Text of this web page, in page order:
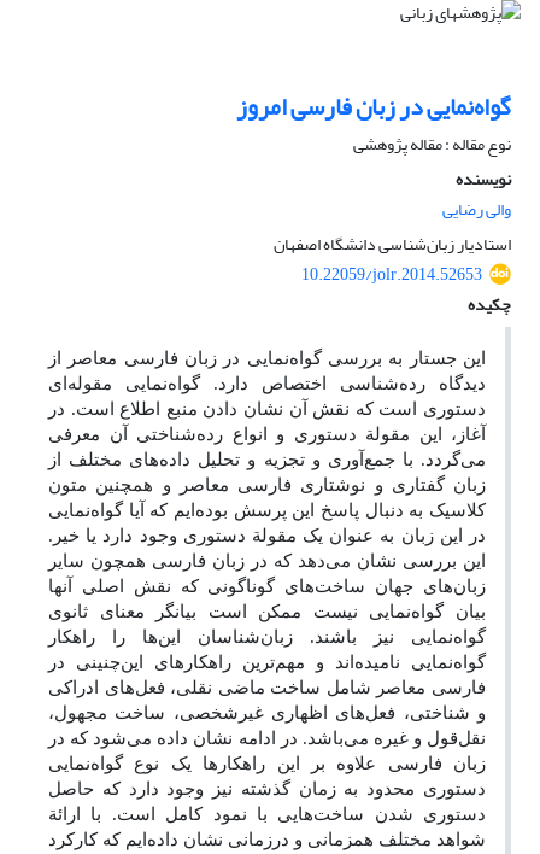
گواه‌نمایی در زبان فارسی امروز
نوع مقاله : مقاله پژوهشی
نویسنده
والی رضایی
استادیار زبان‌شناسی دانشگاه اصفهان
10.22059/jolr.2014.52653
چکیده
این جستار به بررسی گواه‌نمایی در زبان فارسی معاصر از
دیدگاه رده‌شناسی اختصاص دارد. گواه‌نمایی مقوله‌ای
دستوری است که نقش آن نشان دادن منبع اطلاع است. در
آغاز، این مقولة دستوری و انواع رده‌شناختی آن معرفی
می‌گردد. با جمع‌آوری و تجزیه و تحلیل داده‌های مختلف از
زبان گفتاری و نوشتاری فارسی معاصر و همچنین متون
کلاسیک به دنبال پاسخ این پرسش بوده‌ایم که آیا گواه‌نمایی
در این زبان به عنوان یک مقولة دستوری وجود دارد یا خیر.
این بررسی نشان می‌دهد که در زبان فارسی همچون سایر
زبان‌های جهان ساخت‌های گوناگونی که نقش اصلی آنها
بیان گواه‌نمایی نیست ممکن است بیانگر معنای ثانوی
گواه‌نمایی نیز باشند. زبان‌شناسان این‌ها را راهکار
گواه‌نمایی نامیده‌اند و مهم‌ترین راهکارهای این‌چنینی در
فارسی معاصر شامل ساخت ماضی نقلی، فعل‌های ادراکی
و شناختی، فعل‌های اظهاری غیرشخصی، ساخت مجهول،
نقل‌قول و غیره می‌باشد. در ادامه نشان داده می‌شود که در
زبان فارسی علاوه بر این راهکارها یک نوع گواه‌نمایی
دستوری محدود به زمان گذشته نیز وجود دارد که حاصل
دستوری شدن ساخت‌هایی با نمود کامل است. با ارائة
شواهد مختلف همزمانی و درزمانی نشان داده‌ایم که کارکرد